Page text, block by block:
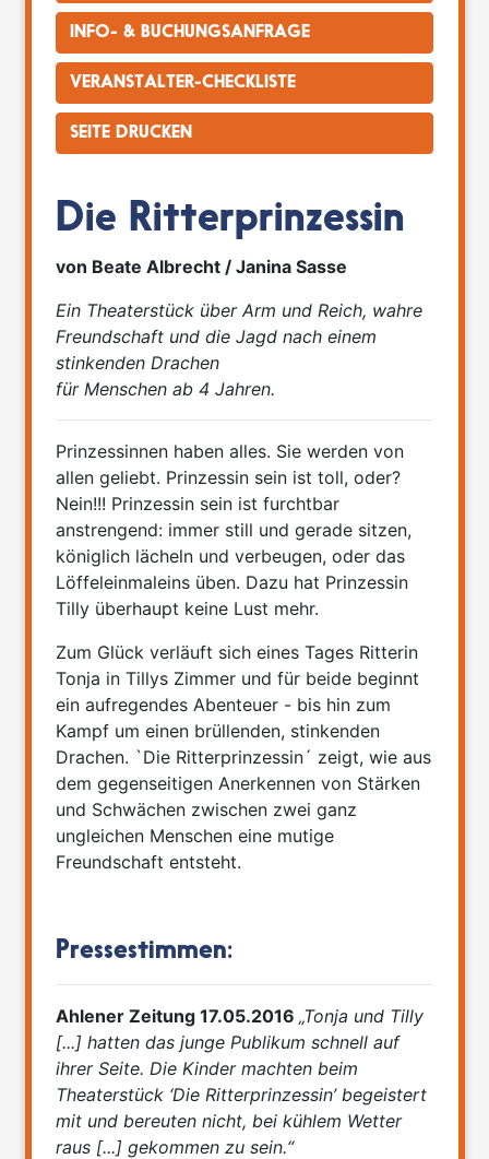
INFO- & BUCHUNGSANFRAGE
VERANSTALTER-CHECKLISTE
SEITE DRUCKEN
Die Ritterprinzessin
von Beate Albrecht / Janina Sasse
Ein Theaterstück über Arm und Reich, wahre
Freundschaft und die Jagd nach einem
stinkenden Drachen
für Menschen ab 4 Jahren.
Prinzessinnen haben alles. Sie werden von
allen geliebt. Prinzessin sein ist toll, oder?
Nein!!! Prinzessin sein ist furchtbar
anstrengend: immer still und gerade sitzen,
königlich lächeln und verbeugen, oder das
Löffeleinmaleins üben. Dazu hat Prinzessin
Tilly überhaupt keine Lust mehr.
Zum Glück verläuft sich eines Tages Ritterin
Tonja in Tillys Zimmer und für beide beginnt
ein aufregendes Abenteuer - bis hin zum
Kampf um einen brüllenden, stinkenden
Drachen. `Die Ritterprinzessin´ zeigt, wie aus
dem gegenseitigen Anerkennen von Stärken
und Schwächen zwischen zwei ganz
ungleichen Menschen eine mutige
Freundschaft entsteht.
Pressestimmen:
Ahlener Zeitung 17.05.2016 „Tonja und Tilly
[...] hatten das junge Publikum schnell auf
ihrer Seite. Die Kinder machten beim
Theaterstück ‘Die Ritterprinzessin’ begeistert
mit und bereuten nicht, bei kühlem Wetter
raus [...] gekommen zu sein.“